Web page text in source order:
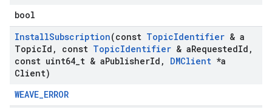
bool
InstallSubscription(const TopicIdentifier & a
TopicId , const TopicIdentifier & aRequestedId ,
const uint64 t & aPublisherId , DMClient *a
Client)
WEAVE_ERROR